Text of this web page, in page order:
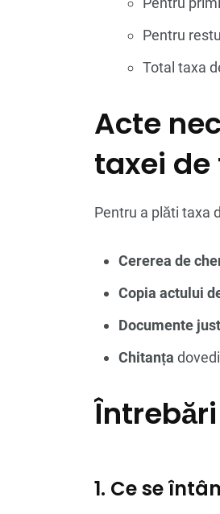
Pentru
Total taxa
Acte
taxei
Pentru a plăti taxa
Cererea de
Copia actului
Documente
Chitanța
1. Ce se